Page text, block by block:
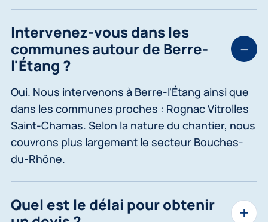
Intervenez-vous dans les
communes autour de Berre-
l'Étang ?
Oui. Nous intervenons à Berre-l'Étang ainsi que
dans les communes proches : Rognac Vitrolles
Saint-Chamas. Selon la nature du chantier, nous
couvrons plus largement le secteur Bouches-
du-Rhône.
Quel est le délai pour obtenir